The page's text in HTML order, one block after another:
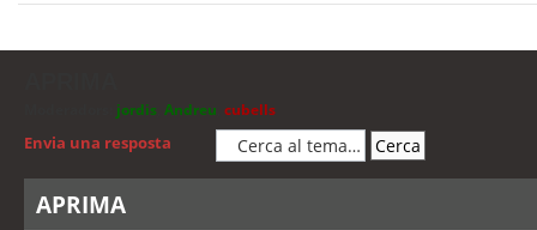
jordis Andreu cubells
Envia una resposta
APRIMA